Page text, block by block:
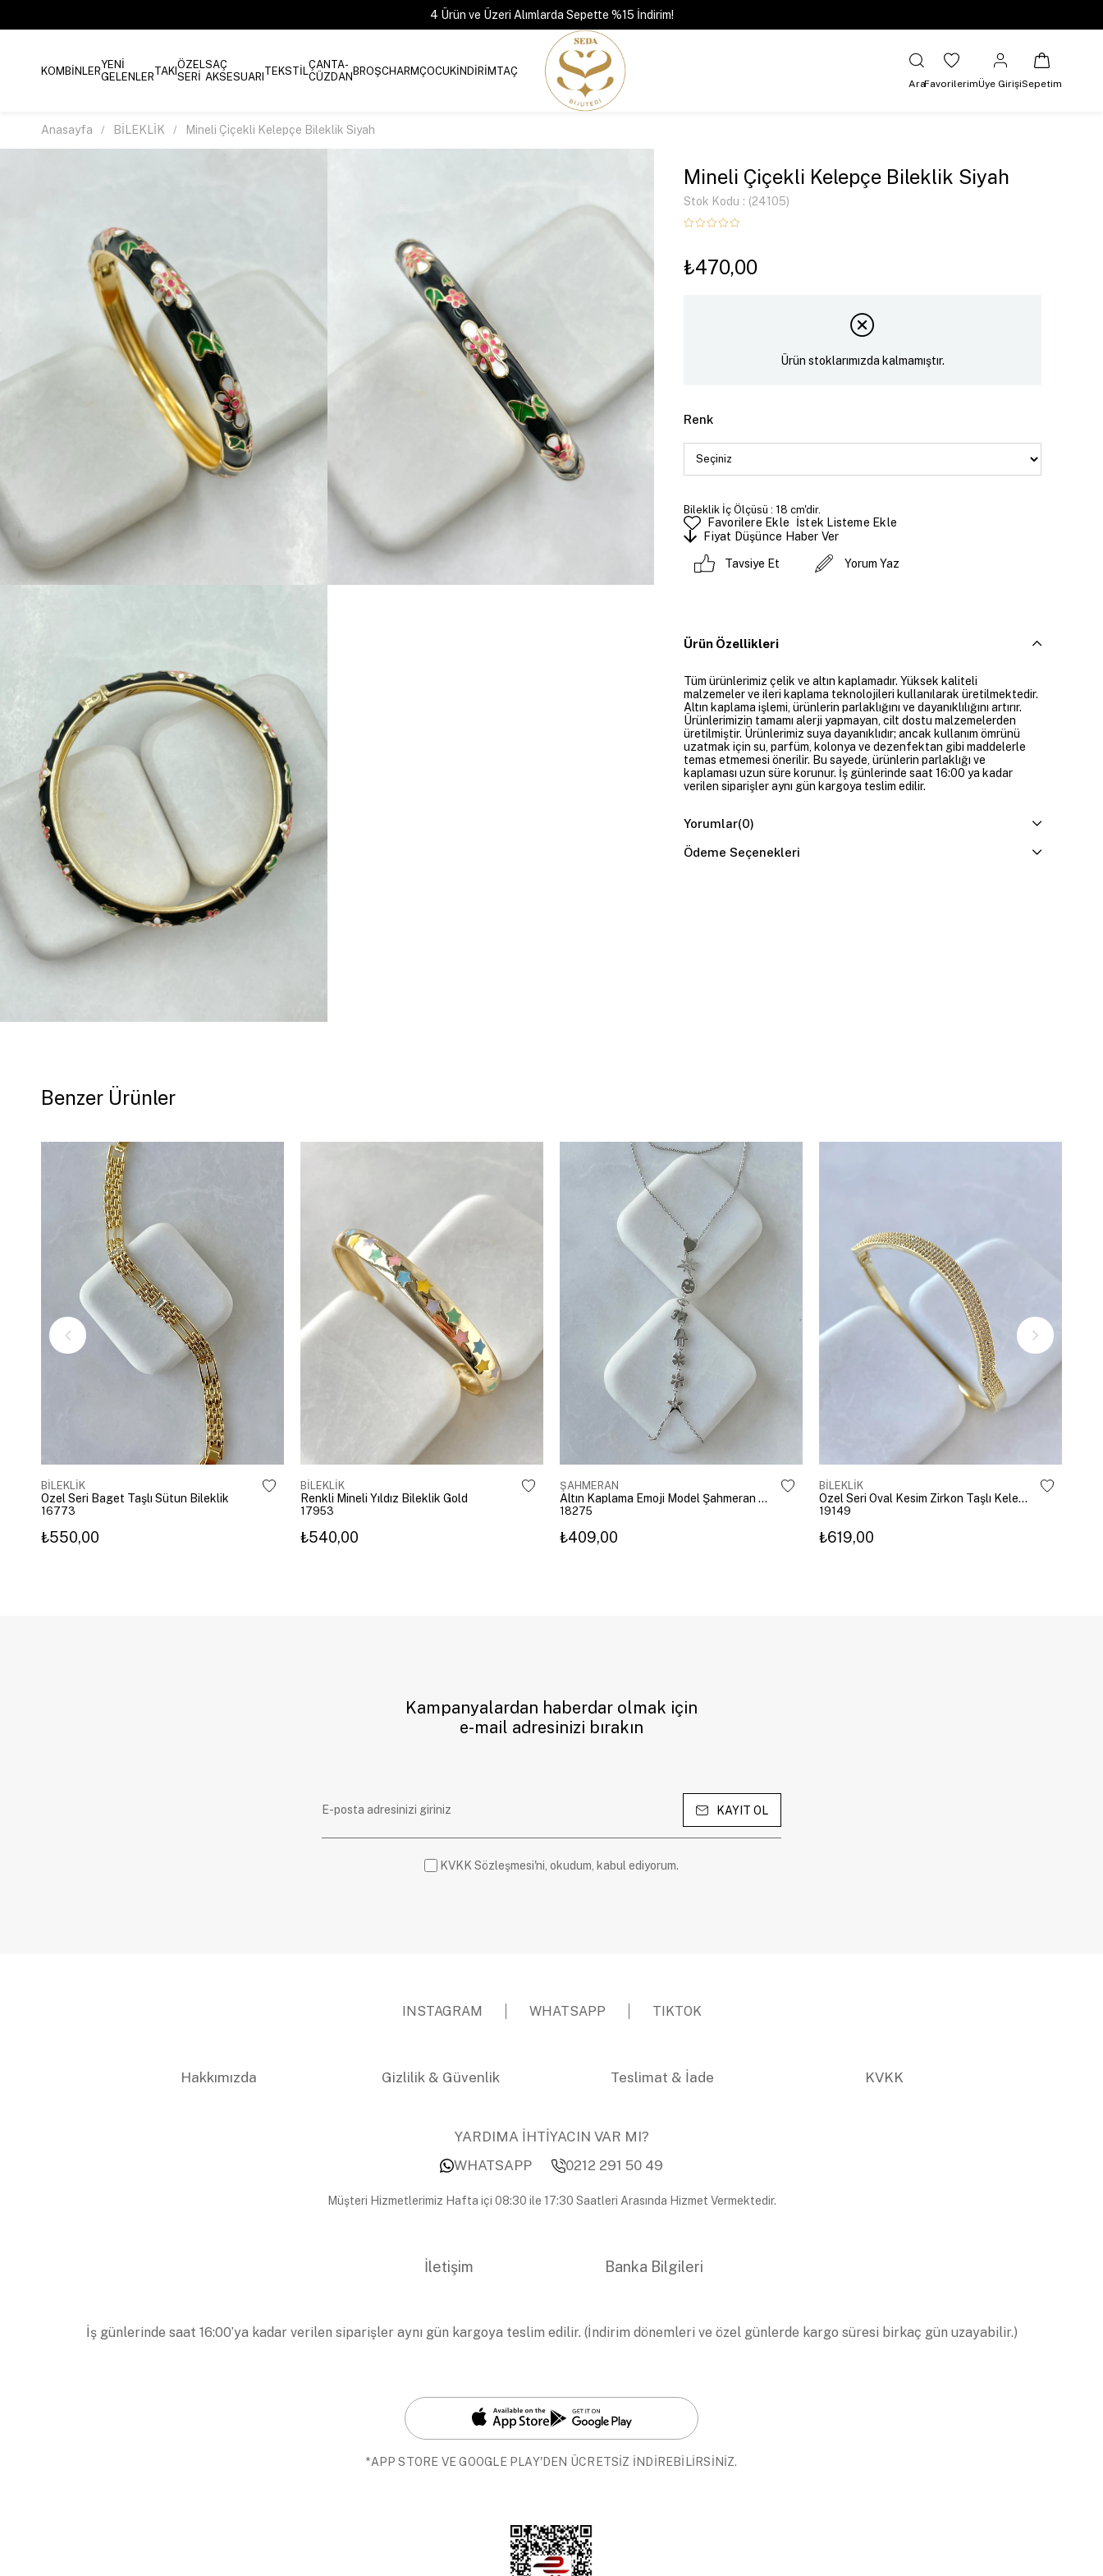
4 Ürün ve Üzeri Alımlarda Sepette %15 İndirim!
KOMBİNLERYENİ
GELENLERTAKIÖZEL
SERİ
SAÇ
AKSESUARI TEKSTİLÇANTA-
CÜZDANBROŞCHARMÇOCUKİNDİRİMTAÇ
AraFavorilerimÜye GirişiSepetim
Anasayfa BİLEKLİK Mineli Çiçekli Kelepçe Bileklik Siyah
Mineli Çiçekli Kelepçe Bileklik Siyah
Stok Kodu (24105)
₺470,00
Ürün stoklarımızda kalmamıştır.
Renk
Bileklik İç Ölçüsü : 18 cm'dir.
Favorilere Ekle
İstek Listeme Ekle
Fiyat Düşünce Haber Ver
Tavsiye Et Yorum Yaz
Ürün Özellikleri
Tüm ürünlerimiz çelik ve altın kaplamadır. Yüksek kaliteli
malzemeler ve ileri kaplama teknolojileri kullanılarak üretilmektedir.
Altın kaplama işlemi, ürünlerin parlaklığını ve dayanıklılığını artırır.
Ürünlerimizin tamamı alerji yapmayan, cilt dostu malzemelerden
üretilmiştir. Ürünlerimiz suya dayanıklıdır; ancak kullanım ömrünü
uzatmak için su, parfüm, kolonya ve dezenfektan gibi maddelerle
temas etmemesi önerilir. Bu sayede, ürünlerin parlaklığı ve
kaplaması uzun süre korunur. İş günlerinde saat 16:00 ya kadar
verilen siparişler aynı gün kargoya teslim edilir.
Yorumlar(0)
Ödeme Seçenekleri
Benzer Ürünler
BİLEKLİK
Özel Seri Baget Taşlı Sütun Bileklik
16773
₺550,00
BİLEKLİK
Renkli Mineli Yıldız Bileklik Gold
17953
₺540,00
ŞAHMERAN
Altın Kaplama Emoji Model Şahmeran Gümüş
18275
₺409,00
BİLEKLİK
Özel Seri Oval Kesim Zirkon Taşlı Kelepçe Gold
19149
₺619,00
Kampanyalardan haberdar olmak için
e-mail adresinizi bırakın
KAYIT OL
KVKK Sözleşmesi'ni, okudum, kabul ediyorum.
INSTAGRAM WHATSAPP TIKTOK
Hakkımızda Gizlilik & Güvenlik Teslimat & İade KVKK
YARDIMA İHTİYACIN VAR MI?
WHATSAPP
0212 291 50 49
Müşteri Hizmetlerimiz Hafta içi 08:30 ile 17:30 Saatleri Arasında Hizmet Vermektedir.
İletişim Banka Bilgileri
İş günlerinde saat 16:00’ya kadar verilen siparişler aynı gün kargoya teslim edilir. (İndirim dönemleri ve özel günlerde kargo süresi birkaç gün uzayabilir.)
*APP STORE VE GOOGLE PLAY'DEN ÜCRETSİZ İNDİREBİLİRSİNİZ.